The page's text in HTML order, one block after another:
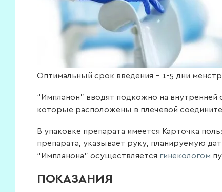
Оптимальный срок введения – 1-5 дни
“Импланон” вводят подкожно на
которые расположены в плечевой
В упаковке препарата имеется Карточка
препарата, указывает руку, планируемую
“Импланона” осуществляется гинекологом
ПОКАЗАНИЯ